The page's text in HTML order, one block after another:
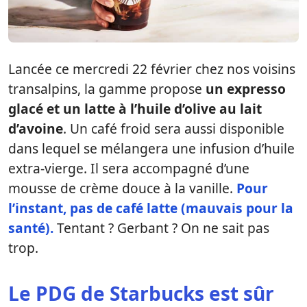
Lancée ce mercredi 22 février chez nos voisins
transalpins, la gamme propose un expresso
glacé et un latte à l’huile d’olive au lait
d’avoine. Un café froid sera aussi disponible
dans lequel se mélangera une infusion d’huile
extra-vierge. Il sera accompagné d’une
mousse de crème douce à la vanille. Pour
l’instant, pas de café latte (mauvais pour la
santé).Tentant ? Gerbant ? On ne sait pas
trop.
Le PDG de Starbucks est sûr